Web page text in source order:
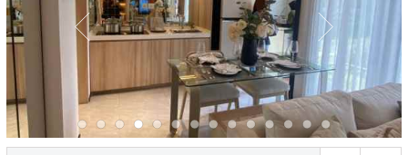
Untuk hasil simulasi
pada kotak-
Simpan